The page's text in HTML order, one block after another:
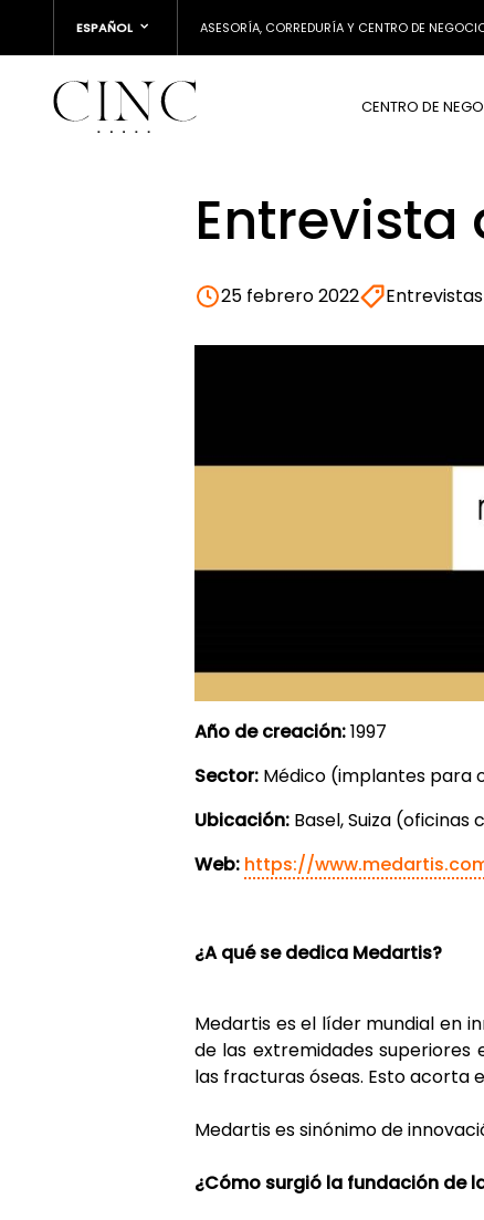
ESPAÑOL ASESORÍA, CORREDURÍA Y CENTRO DE
CENTRO DE
Entrevista
25 febrero 2022 Entrevistas
Año de creación:1997
Sector: Médico (implantes para
Ubicación: Basel, Suiza (oficinas
Web: https://
¿A qué se dedica Medartis?
Medartis es el líder mundial en
de las extremidades
las fracturas óseas. Esto acorta
Medartis es sinónimo de
¿Cómo surgió la fundación de